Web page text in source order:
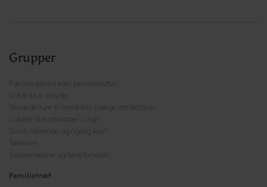
Grupper
Familieophold eller pensionisttur
Vi kan bl.a. tilbyde:
Guidede ture til områdets mange attraktioner
Lokaler til kortklubber o.lign.
Sund, nærende og rigelig kost
Tørrerum
Vaskemaskine og tørretumbler
Familietræf